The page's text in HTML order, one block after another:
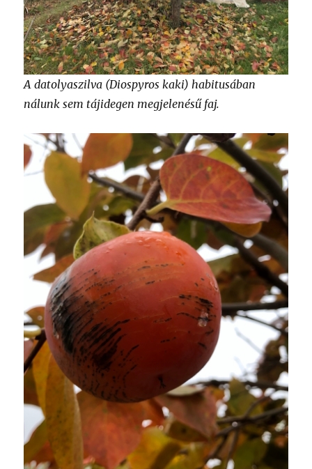
A datolyaszilva (Diospyros kaki) habitusában
nálunk sem tájidegen megjelenésű faj.